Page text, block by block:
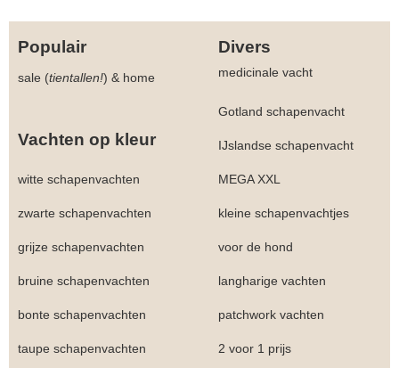
Populair Divers
sale (tientallen!) & home medicinale vacht
Gotland schapenvacht
Vachten op kleur IJslandse schapenvacht
witte schapenvachten MEGA XXL
zwarte schapenvachten kleine schapenvachtjes
grijze schapenvachten voor de hond
bruine schapenvachten langharige vachten
bonte schapenvachten patchwork vachten
taupe schapenvachten 2 voor 1 prijs